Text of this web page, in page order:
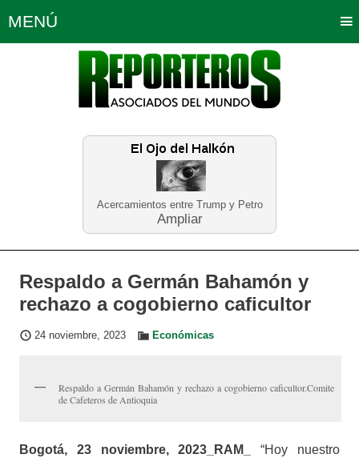
Acercamientos entre Trump y Petro
Ampliar
MENÚ
Política Opinión Bogotá
Planeta Tierra Deportes
Educación Neira
Respaldo a Germán Bahamón y
rechazo a cogobierno caficultor
24 noviembre, 2023 Económicas
Respaldo a Germán Bahamón y rechazo a cogobierno caficultor.Comite
de Cafeteros de Antioquia
Bogotá, 23 noviembre, 2023_RAM_
“Hoy nuestro